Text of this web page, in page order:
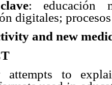
: educación
digitales; procesos
and new
attempts to